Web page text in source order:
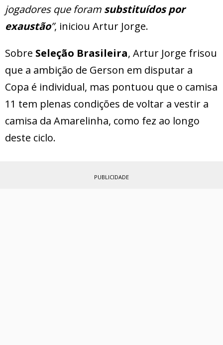
jogadores que foram substituídos por
exaustão”, iniciou Artur Jorge.
Sobre Seleção Brasileira, Artur Jorge frisou
que a ambição de Gerson em disputar a
Copa é individual, mas pontuou que o camisa
11 tem plenas condições de voltar a vestir a
camisa da Amarelinha, como fez ao longo
deste ciclo.
PUBLICIDADE